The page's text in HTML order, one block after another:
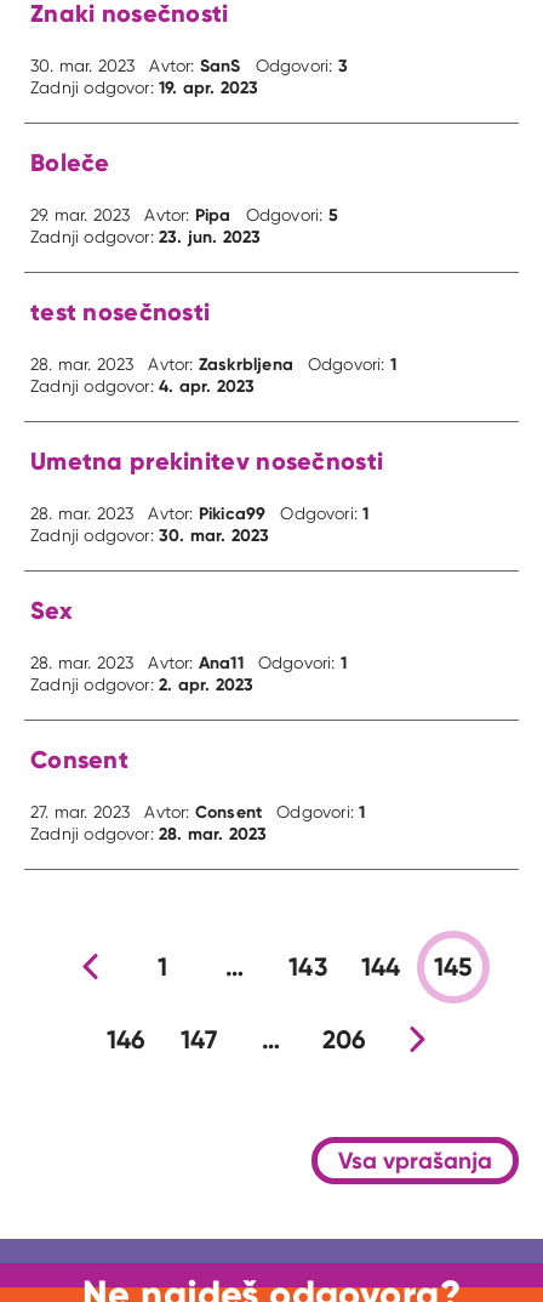
Znaki nosečnosti
30. mar. 2023 Avtor: SanS Odgovori: 3
Zadnji odgovor:19. apr. 2023
Boleče
29. mar. 2023 Avtor: Pipa Odgovori: 5
Zadnji odgovor:23. jun. 2023
test nosečnosti
28. mar. 2023 Avtor: Zaskrbljena Odgovori: 1
Zadnji odgovor:4. apr. 2023
Umetna prekinitev nosečnosti
28. mar. 2023 Avtor: Pikica99 Odgovori:1
Zadnji odgovor:30. mar. 2023
Sex
28. mar. 2023 Avtor: Ana11 Odgovori: 1
Zadnji odgovor:2. apr. 2023
Consent
27. mar. 2023 Avtor: Consent Odgovori:1
Zadnji odgovor:28. mar. 2023
Prejšnja stran
1 … 143 144 145
146 147 … 206Nova stran
Vsa vprašanja